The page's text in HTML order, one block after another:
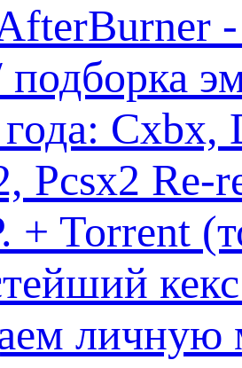
Pcsx2
+ Torrent
кекс
личную